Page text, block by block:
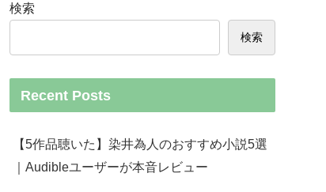
検索
検索
Recent Posts
【5作品聴いた】染井為人のおすすめ小説5選
｜Audibleユーザーが本音レビュー